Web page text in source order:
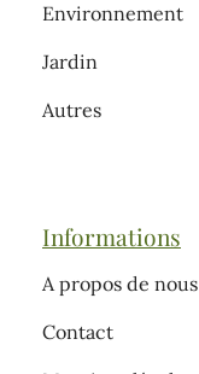
Environnement
Jardin
Autres
Informations
A propos de nous
Contact